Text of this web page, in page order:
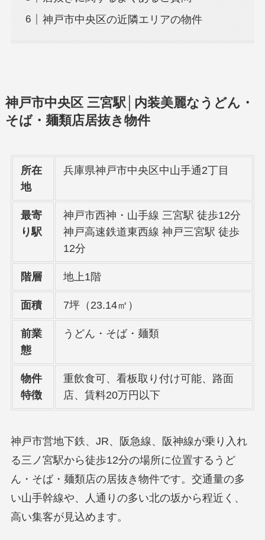
神戸市中央区の近隣エリアの物件
神戸市中央区 三宮駅│内装美麗なうどん・
そば・麺類店居抜き物件
所在
地
兵庫県神戸市中央区中山手通2丁目
最寄
り駅
神戸市西神・山手線 三宮駅 徒歩12分
神戸高速鉄道東西線 神戸三宮駅 徒歩
12分
階層 地上1階
面積 7坪（23.14㎡）
前業
態
うどん・そば・麺類
物件
特徴
重飲食可、看板取り付け可能、路面
店、賃料20万円以下
神戸市営地下鉄、JR、阪急線、阪神線が乗り入れ
る三ノ宮駅から徒歩12分の場所に位置するうど
ん・そば・麺類店の居抜き物件です。交通量の多
い山手幹線や、人通りの多い北の坂から程近く、
高い集客が見込めます。